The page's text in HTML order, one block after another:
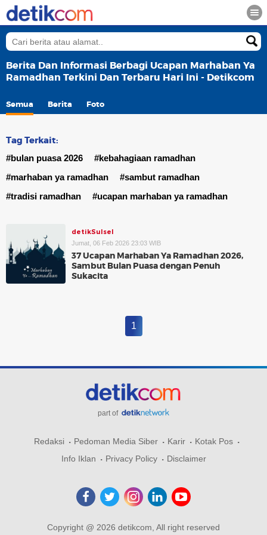
Berita Dan Informasi Berbagi Ucapan Marhaban Ya
Ramadhan Terkini Dan Terbaru Hari Ini - Detikcom
Semua Berita Foto
Tag Terkait:
#bulan puasa 2026
#kebahagiaan ramadhan
#marhaban ya ramadhan
#sambut ramadhan
#tradisi ramadhan
#ucapan marhaban ya ramadhan
detikSulsel
Jumat, 06 Feb 2026 23:03 WIB
37 Ucapan Marhaban Ya Ramadhan 2026,
Sambut Bulan Puasa dengan Penuh
Sukacita
1
part of
Redaksi Pedoman Media Siber Karir
Kotak Pos
Info Iklan
Privacy Policy Disclaimer
Copyright @ 2026 detikcom, All right reserved